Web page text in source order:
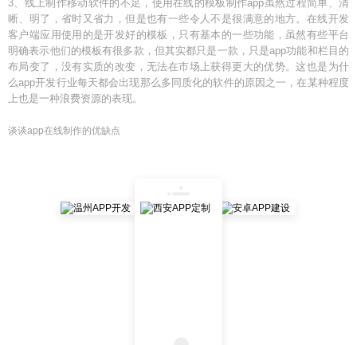
3、线上制作移动软件的不足，使用在线的模板制作app虽然过程简单、清
晰、明了，省时又省力，但是也有一些令人不是很满意的地方。在线开发
客户端应用使用的是开发好的模板，只有基本的一些功能，虽然有些平台
明确表示他们的模板有很多款，但其实都只是一款，只是app功能和栏目的
布局变了，没有实质的改变，无法在市场上获得更大的优势。这也是为什
么app开发行业每天都会出现那么多同质化的软件的原因之一，在某种程度
上也是一种浪费资源的表现。
谈谈app在线制作的优缺点